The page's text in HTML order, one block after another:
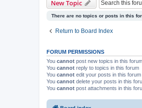
New Topic
There are no topics or posts in this
Return to Board Index
FORUM PERMISSIONS
You cannot post new topics in this
You cannot reply to topics in this forum
You cannot edit your posts in this forum
You cannot delete your posts in this
You cannot post attachments in this